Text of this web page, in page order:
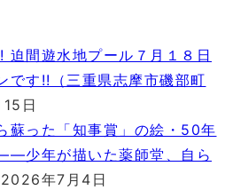
迫間遊水地プール７月１８日
です!!（三重県志摩市磯部町
日
蘇った「知事賞」の絵・50年
少年が描いた薬師堂、自ら
2026年7月4日